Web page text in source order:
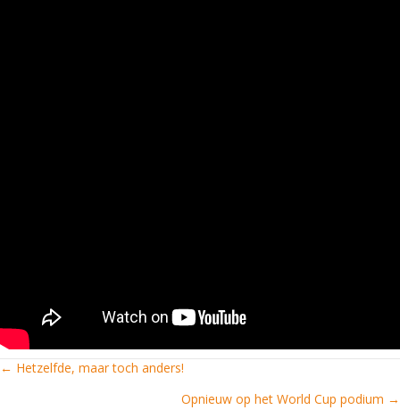
Posts
← Hetzelfde, maar toch anders!
Opnieuw op het World Cup podium →